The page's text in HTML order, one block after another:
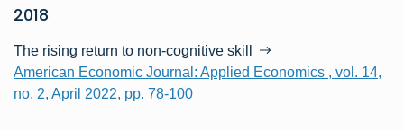
2018
The rising return to non-cognitive skill
American Economic Journal: Applied Economics , vol. 14,
no. 2, April 2022, pp. 78-100